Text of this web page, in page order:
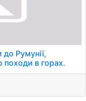
Румунії,
походи в горах.